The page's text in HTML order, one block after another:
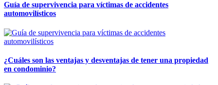
Guía de supervivencia para víctimas de accidentes
automovilísticos
¿Cuáles son las ventajas y desventajas de tener una propiedad
en condominio?